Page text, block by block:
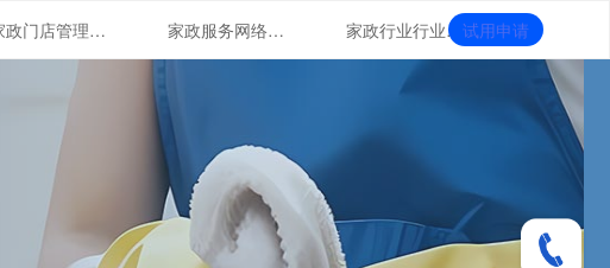
家政门店管理系统的智能化运用 家政服务网络营销 家政行业行业形象提升 试用申请